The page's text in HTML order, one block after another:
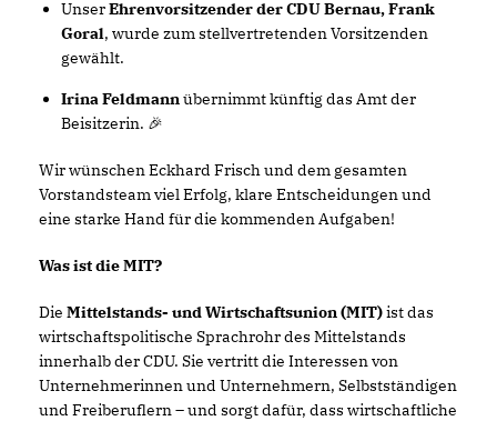
UnserEhrenvorsitzender der CDU Bernau, Frank
Goral, wurde zum stellvertretenden Vorsitzenden
gewählt.
Irina Feldmannübernimmt künftig das Amt der
Beisitzerin. 🎉
Wir wünschen Eckhard Frisch und dem gesamten
Vorstandsteam viel Erfolg, klare Entscheidungen und
eine starke Hand für die kommenden Aufgaben!
Was ist die MIT?
Die Mittelstands- und Wirtschaftsunion (MIT)ist das
wirtschaftspolitische Sprachrohr des Mittelstands
innerhalb der CDU. Sie vertritt die Interessen von
Unternehmerinnen und Unternehmern, Selbstständigen
und Freiberuflern – und sorgt dafür, dass wirtschaftliche